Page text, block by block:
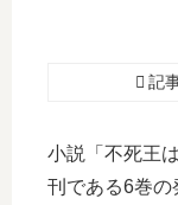
記
小説「不死王
刊である6巻の